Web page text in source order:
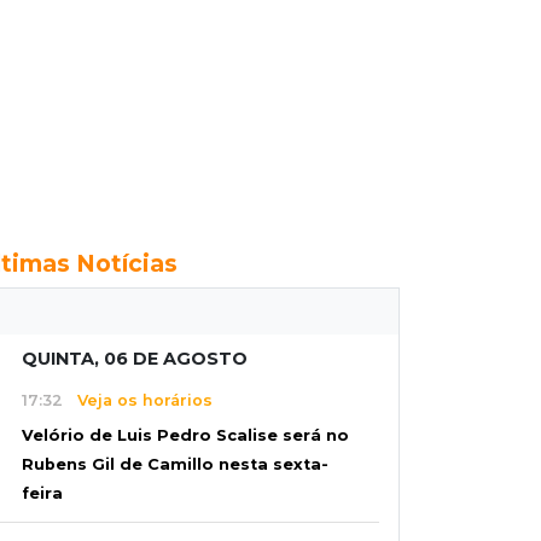
Notícias
QUINTA, 06 DE AGOSTO
17:32 Veja os horários
Velório de Luis Pedro Scalise será no
Rubens Gil de Camillo nesta sexta-
feira